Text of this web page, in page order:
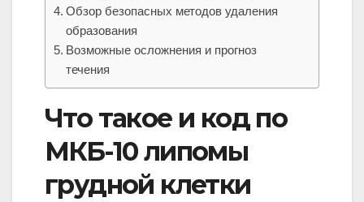
Обзор безопасных методов удаления
образования
Возможные осложнения и прогноз
течения
Что такое и код по
МКБ-10 липомы
грудной клетки